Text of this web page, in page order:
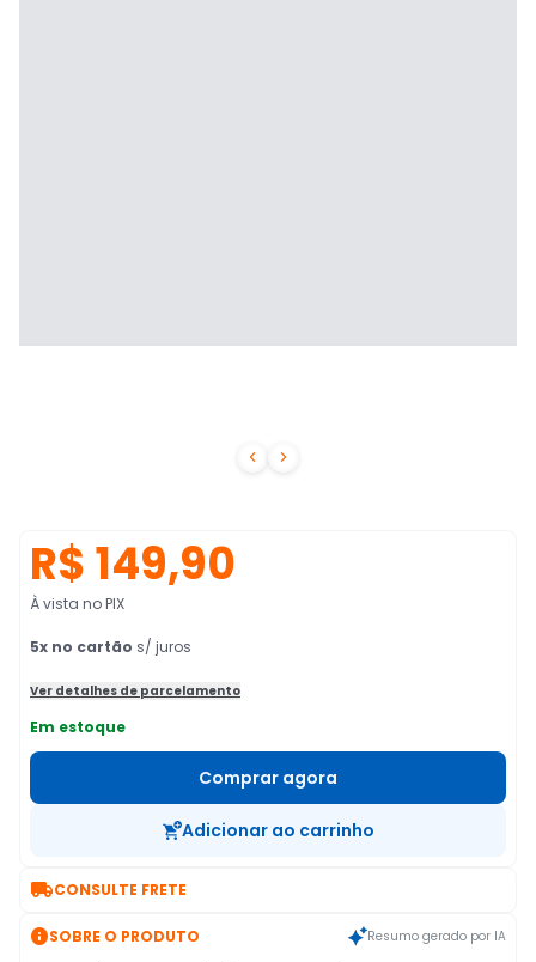
 
R$ 149,90
À vista no PIX
5x no cartão s/ juros
Ver detalhes de parcelamento
Em estoque
Comprar agora
Adicionar ao carrinho
CONSULTE FRETE
SOBRE O PRODUTO Resumo gerado por IA